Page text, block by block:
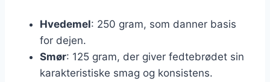
Hvedemel: 250 gram, som danner basis
for dejen.
Smør: 125 gram, der giver fedtebrødet sin
karakteristiske smag og konsistens.